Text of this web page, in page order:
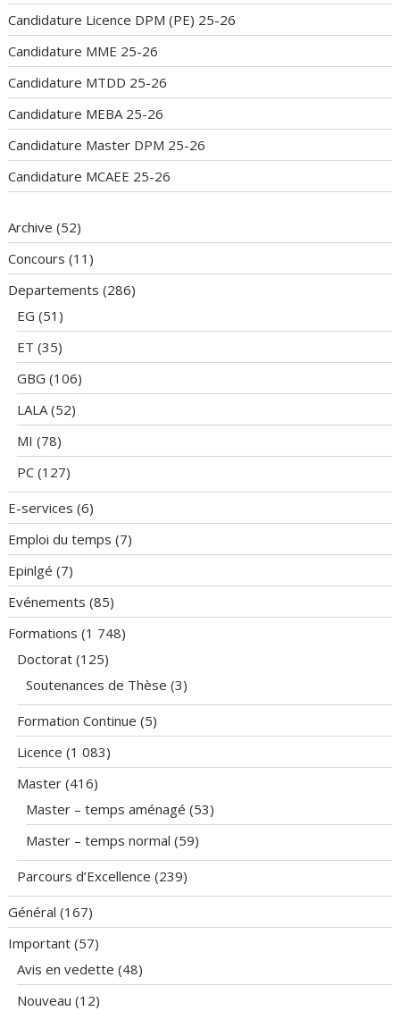
Candidature Licence DPM (PE) 25-26
Candidature MME 25-26
Candidature MTDD 25-26
Candidature MEBA 25-26
Candidature Master DPM 25-26
Candidature MCAEE 25-26
Archive (52)
Concours (11)
Departements (286)
EG (51)
ET (35)
GBG (106)
LALA(52)
MI (78)
PC (127)
E-services (6)
Emploi du temps (7)
Epinlgé (7)
Evénements (85)
Formations (1 748)
Doctorat (125)
Soutenances de Thèse (3)
Formation Continue (5)
Licence (1 083)
Master (416)
Master – temps aménagé (53)
Master – temps normal (59)
Parcours d’Excellence (239)
Général (167)
Important (57)
Avis en vedette (48)
Nouveau (12)